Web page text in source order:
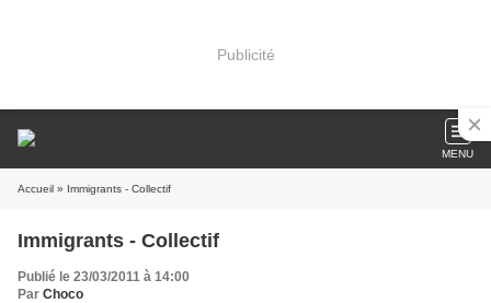
Publicité
MENU
Accueil » Immigrants - Collectif
Immigrants - Collectif
Publié le 23/03/2011 à 14:00
Par Choco